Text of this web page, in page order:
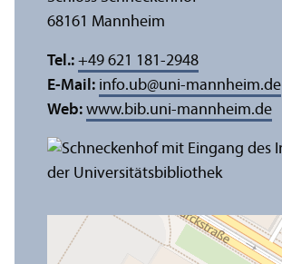
68161 Mannheim
Tel.: +49 621 181-2948
E-Mail: info.ub@uni-mannheim.de
Web: www.bib.uni-mannheim.de